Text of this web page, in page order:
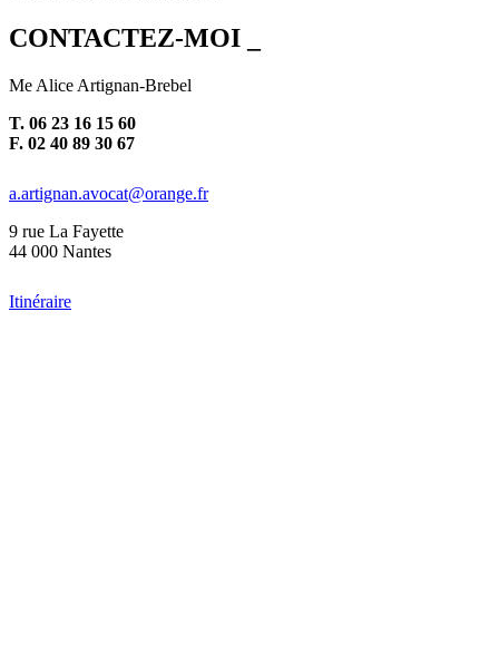
CONTACTEZ-MOI _
Me Alice Artignan-Brebel
T. 06 23 16 15 60
F. 02 40 89 30 67
a.artignan.avocat@orange.fr
9 rue La Fayette
44 000 Nantes
Itinéraire